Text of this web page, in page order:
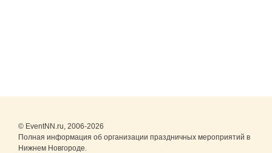
© EventNN.ru, 2006-2026
Полная информация об организации праздничных мероприятий в
Нижнем Новгороде.